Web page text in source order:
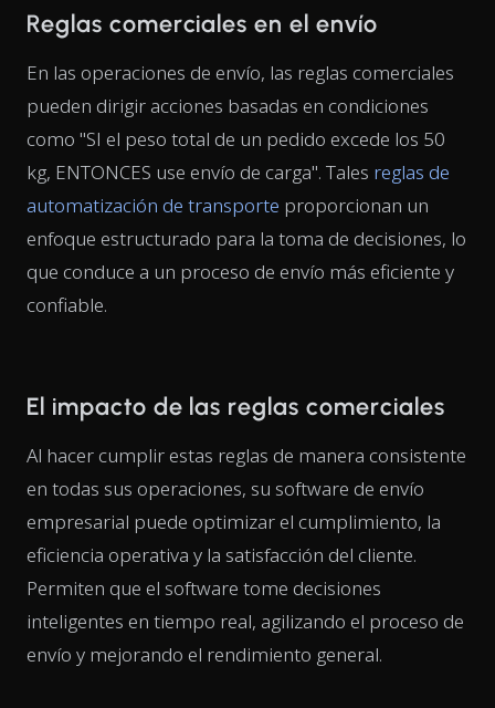
Reglas comerciales en el envío
En las operaciones de envío, las reglas comerciales
pueden dirigir acciones basadas en condiciones
como "SI el peso total de un pedido excede los 50
kg, ENTONCES use envío de carga". Tales reglas de
automatización de transporte proporcionan un
enfoque estructurado para la toma de decisiones, lo
que conduce a un proceso de envío más eficiente y
confiable.
El impacto de las reglas comerciales
Al hacer cumplir estas reglas de manera consistente
en todas sus operaciones, su software de envío
empresarial puede optimizar el cumplimiento, la
eficiencia operativa y la satisfacción del cliente.
Permiten que el software tome decisiones
inteligentes en tiempo real, agilizando el proceso de
envío y mejorando el rendimiento general.